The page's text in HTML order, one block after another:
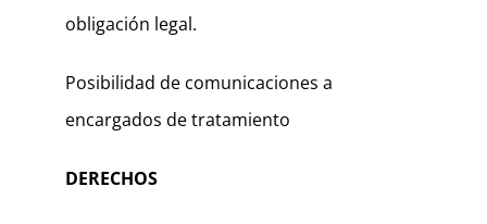
obligación legal.
Posibilidad de comunicaciones a
encargados de tratamiento
DERECHOS